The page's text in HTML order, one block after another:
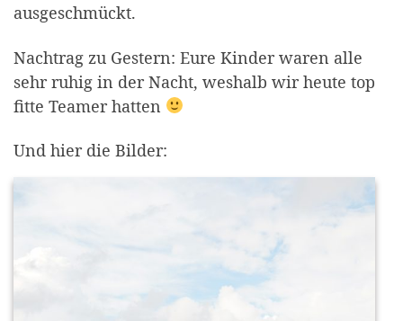
ausgeschmückt.
Nachtrag zu Gestern: Eure Kinder waren alle
sehr ruhig in der Nacht, weshalb wir heute top
fitte Teamer hatten
Und hier die Bilder: